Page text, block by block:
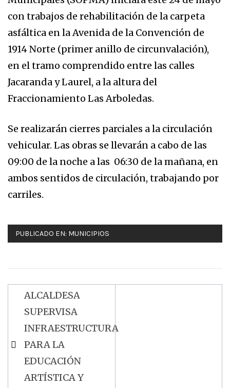
con trabajos de rehabilitación de la carpeta
asfáltica en la Avenida de la Convención de
1914 Norte (primer anillo de circunvalación),
en el tramo comprendido entre las calles
Jacaranda y Laurel, a la altura del
Fraccionamiento Las Arboledas.
Se realizarán cierres parciales a la circulación
vehicular. Las obras se llevarán a cabo de las
09:00 de la noche a las 06:30 de la mañana, en
ambos sentidos de circulación, trabajando por
carriles.
PUBLICADO EN: MUNICIPIOS
Navegación
de
entradas
ALCALDESA
SUPERVISA
INFRAESTRUCTURA
PARA LA
EDUCACIÓN
ARTÍSTICA Y